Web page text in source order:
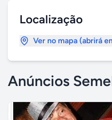
Localização
Ver no mapa (abrirá
Anúncios